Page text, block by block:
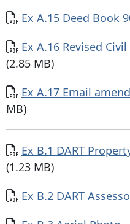
Documento
Ex A.15 Deed Book
Documento
Ex A.16 Revised
(2.85 MB)
Documento
Ex A.17 Email
MB)
Documento
Ex B.1 DART
(1.23 MB)
Documento
Ex B.2 DART